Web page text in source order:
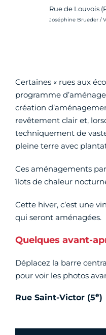
Rue de Louvois
Crédit photo :
Joséphine Brueder /
Certaines « rues aux
programme
création
revêtement clair et,
techniquement de
pleine terre avec
Ces aménagements
îlots de chaleur
Cette hiver, c’est une
qui seront aménagées.
Quelques avant-
Déplacez la barre
pour voir les photos
Rue Saint-Victor (5e)